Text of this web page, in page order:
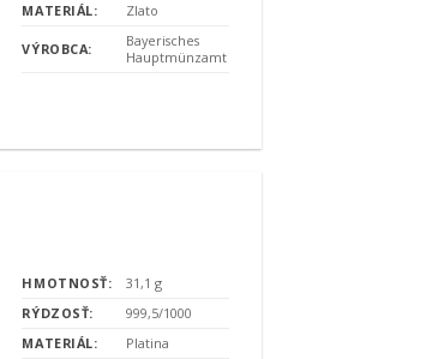
MATERIÁL:
Zlato
VÝROBCA:
Bayerisches
Hauptmünzamt
HMOTNOSŤ:
31,1 g
RÝDZOSŤ:
999,5/1000
MATERIÁL:
Platina